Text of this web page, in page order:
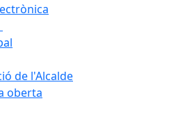
de l'Alcalde
oberta